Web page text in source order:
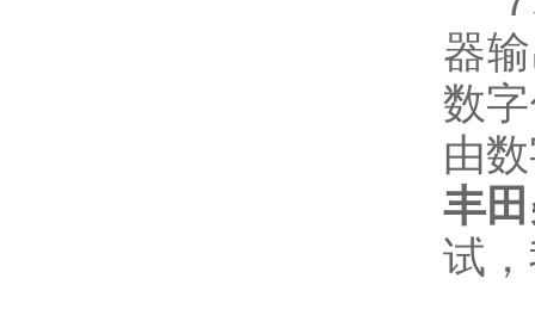
器
数
由
丰
试